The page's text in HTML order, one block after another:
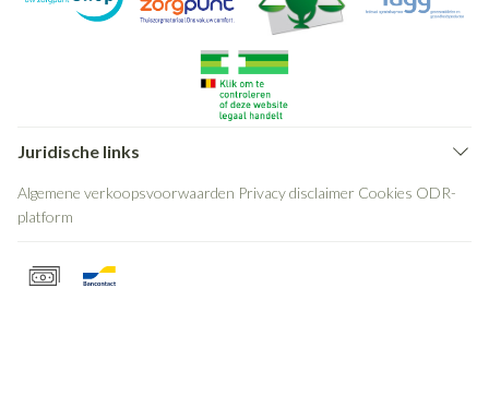
Juridische links
Algemene verkoopsvoorwaarden Privacy disclaimer Cookies ODR-
platform